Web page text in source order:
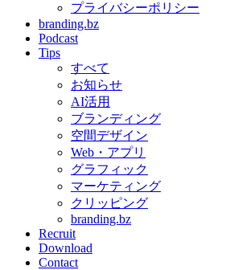
プライバシーポリシー
branding.bz
Podcast
Tips
すべて
お知らせ
AI活用
ブランディング
空間デザイン
Web・アプリ
グラフィック
マーケティング
クリッピング
branding.bz
Recruit
Download
Contact